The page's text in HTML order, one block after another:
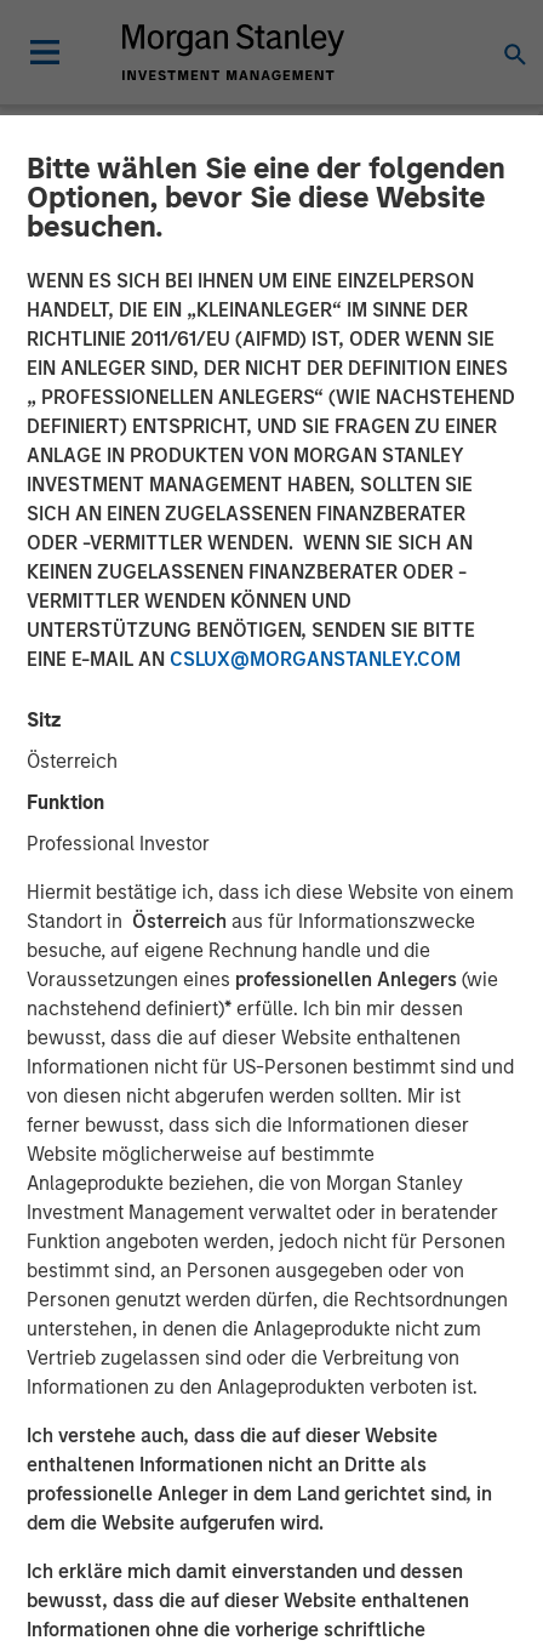
Bitte wählen Sie eine der folgenden
Optionen, bevor Sie diese Website
besuchen.
WENN ES SICH BEI IHNEN UM EINE EINZELPERSON
HANDELT, DIE EIN „KLEINANLEGER“ IM SINNE DER
RICHTLINIE 2011/61/EU (AIFMD) IST, ODER WENN SIE
EIN ANLEGER SIND, DER NICHT DER DEFINITION EINES
„ PROFESSIONELLEN ANLEGERS“ (WIE NACHSTEHEND
DEFINIERT) ENTSPRICHT, UND SIE FRAGEN ZU EINER
ANLAGE IN PRODUKTEN VON MORGAN STANLEY
INVESTMENT MANAGEMENT HABEN, SOLLTEN SIE
SICH AN EINEN ZUGELASSENEN FINANZBERATER
ODER -VERMITTLER WENDEN. WENN SIE SICH AN
KEINEN ZUGELASSENEN FINANZBERATER ODER -
VERMITTLER WENDEN KÖNNEN UND
UNTERSTÜTZUNG BENÖTIGEN, SENDEN SIE BITTE
EINE E-MAIL AN CSLUX@MORGANSTANLEY.COM
Sitz
Österreich
Funktion
Professional Investor
Hiermit bestätige ich, dass ich diese Website von einem
Standort in Österreich aus für Informationszwecke
besuche, auf eigene Rechnung handle und die
Voraussetzungen eines professionellen Anlegers(wie
nachstehend definiert)* erfülle. Ich bin mir dessen
bewusst, dass die auf dieser Website enthaltenen
Informationen nicht für US-Personen bestimmt sind und
von diesen nicht abgerufen werden sollten. Mir ist
ferner bewusst, dass sich die Informationen dieser
Website möglicherweise auf bestimmte
Anlageprodukte beziehen, die von Morgan Stanley
Investment Management verwaltet oder in beratender
Funktion angeboten werden, jedoch nicht für Personen
bestimmt sind, an Personen ausgegeben oder von
Personen genutzt werden dürfen, die Rechtsordnungen
unterstehen, in denen die Anlageprodukte nicht zum
Vertrieb zugelassen sind oder die Verbreitung von
Informationen zu den Anlageprodukten verboten ist.
Ich verstehe auch, dass die auf dieser Website
enthaltenen Informationen nicht an Dritte als
professionelle Anleger in dem Land gerichtet sind, in
dem die Website aufgerufen wird.
Ich erkläre mich damit einverstanden und dessen
bewusst, dass die auf dieser Website enthaltenen
Informationen ohne die vorherige schriftliche
NEWSROOM
Vishal Khanduja on
Investment News: Now is
the time for a total return
strategy
24 JULI 2025
Vishal Khanduja, head of Broad Markets Fixed Income,
Morgan Stanley Investment Management, sits down with
InvestmentNews anchor Gregg Greenberg to discuss why
investors should opt for a total return strategy, as well as
sheets: government, corporate and consumer…The two
key terms are active management and flexibility – that is
how we are maneuvering through the environment.”
Video anzeigen
Clicking above will exit the Morgan Stanley Investment
Management site and direct you to an external site.
Fixed Income Team
Our capabilities are driven by six specialized teams that
span the global fixed income capital markets. Each
specialized team has the autonomy to implement its own
approach while centralized resources allow them to
focus on driving investment excellence.
MSIM Spokesperson
Vishal Khanduja, CFA
Managing Director